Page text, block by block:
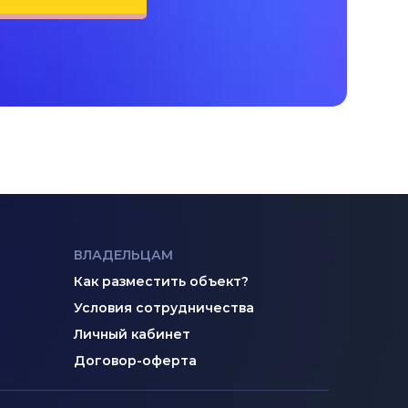
ВЛАДЕЛЬЦАМ
Как разместить объект?
Условия сотрудничества
Личный кабинет
Договор-оферта